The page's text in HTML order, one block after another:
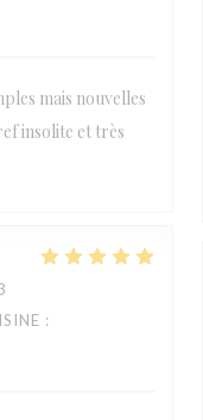
mais nouvelles
insolite et très
: